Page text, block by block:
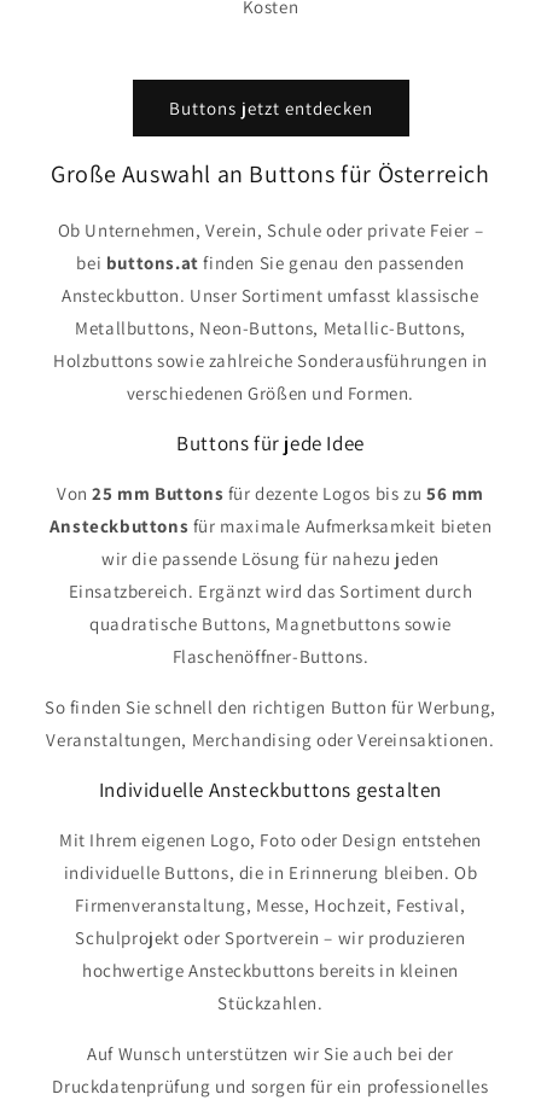
Kosten
Buttons jetzt entdecken
Große Auswahl an Buttons für Österreich
Ob Unternehmen, Verein, Schule oder private Feier –
bei buttons.at finden Sie genau den passenden
Ansteckbutton. Unser Sortiment umfasst klassische
Metallbuttons, Neon-Buttons, Metallic-Buttons,
Holzbuttons sowie zahlreiche Sonderausführungen in
verschiedenen Größen und Formen.
Buttons für jede Idee
Von25 mm Buttons für dezente Logos bis zu 56 mm
Ansteckbuttons für maximale Aufmerksamkeit bieten
wir die passende Lösung für nahezu jeden
Einsatzbereich. Ergänzt wird das Sortiment durch
quadratische Buttons, Magnetbuttons sowie
Flaschenöffner-Buttons.
So finden Sie schnell den richtigen Button für Werbung,
Veranstaltungen, Merchandising oder Vereinsaktionen.
Individuelle Ansteckbuttons gestalten
Mit Ihrem eigenen Logo, Foto oder Design entstehen
individuelle Buttons, die in Erinnerung bleiben. Ob
Firmenveranstaltung, Messe, Hochzeit, Festival,
Schulprojekt oder Sportverein – wir produzieren
hochwertige Ansteckbuttons bereits in kleinen
Stückzahlen.
Auf Wunsch unterstützen wir Sie auch bei der
Druckdatenprüfung und sorgen für ein professionelles